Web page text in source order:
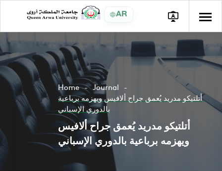
AR
Home
Journal
أتلتيكو مدريد يُعمق جراح ألافيس ويهزمه برباعية
بالدوري الإسباني
أتلتيكو مدريد يُعمق جراح ألافيس
ويهزمه برباعية بالدوري الإسباني